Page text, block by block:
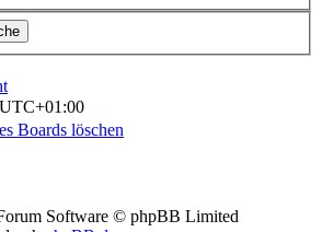
UTC+01:00
Boards löschen
Software © phpBB Limited